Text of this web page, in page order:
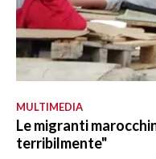
MULTIMEDIA
Le migranti
terribilmente"